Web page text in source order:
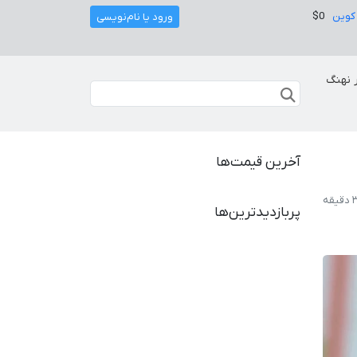
$0 ورود یا نام‌نویسی
نهنگ
آخرین قیمت‌ها
پربازدیدترین‌ها